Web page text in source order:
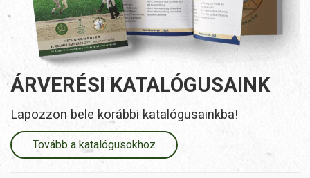
ÁRVERÉSI KATALÓGUSAINK
Lapozzon bele korábbi katalógusainkba!
Tovább a katalógusokhoz